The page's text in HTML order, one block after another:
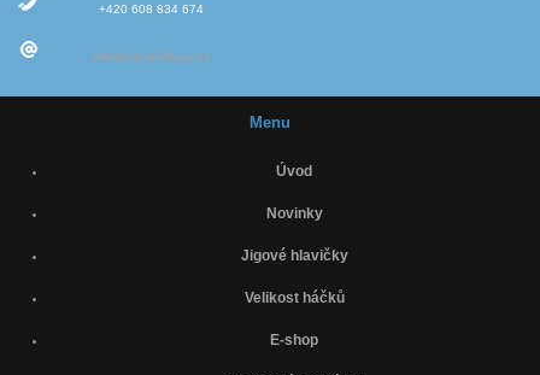
+420 608 834 674
info@jigovehlavy.cz
Menu
Úvod
Novinky
Jigové hlavičky
Velikost háčků
E-shop